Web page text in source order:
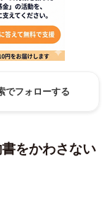
でフォローする
をかわさない